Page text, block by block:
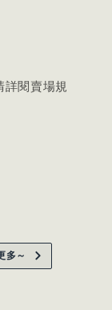
詳閱賣場規
多～